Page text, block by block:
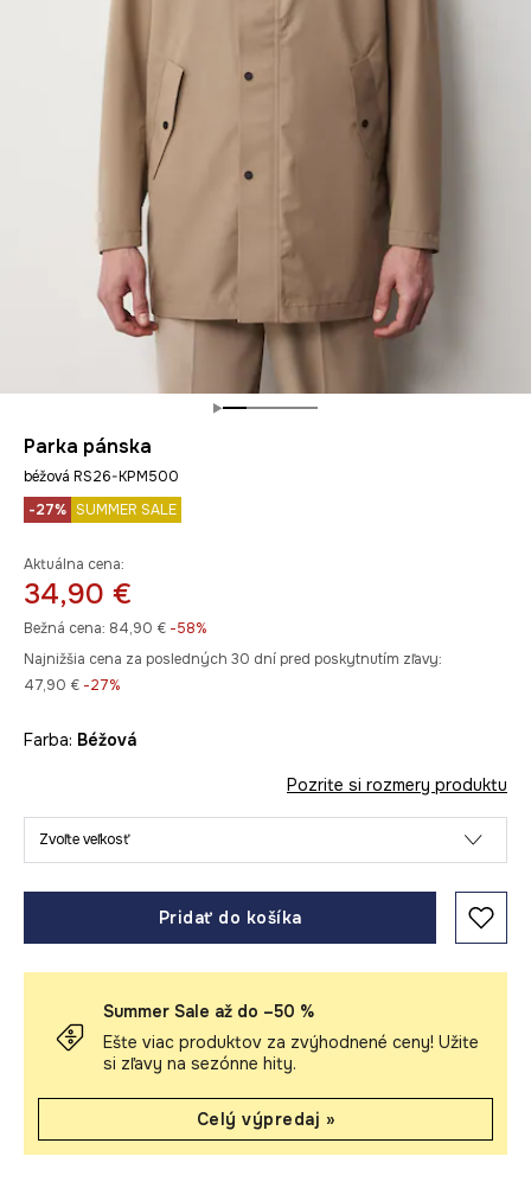
Parka pánska
béžová RS26-KPM500
-27% SUMMER SALE
Aktuálna cena:
34,90 €
Bežná cena: 84,90 € -58%
Najnižšia cena za posledných 30 dní pred poskytnutím zľavy:
47,90 € -27%
Farba: béžová
Pozrite si rozmery produktu
Zvoľte veľkosť
Pridať do košíka
Summer Sale až do –50 %
Ešte viac produktov za zvýhodnené ceny! Užite
si zľavy na sezónne hity.
Celý výpredaj »